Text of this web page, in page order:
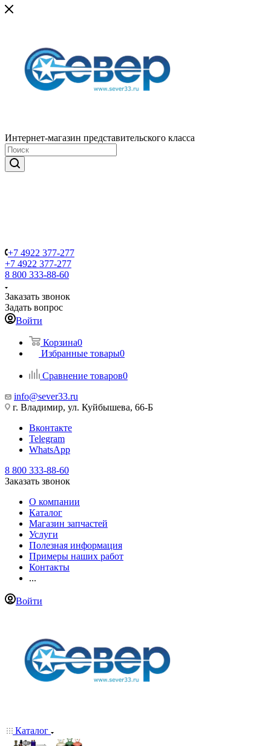
Интернет-магазин представительского класса
+7 4922 377-277
+7 4922 377-277
8 800 333-88-60
Заказать звонок
Задать вопрос
Войти
Корзина0
Избранные товары0
Сравнение товаров0
info@sever33.ru
г. Владимир, ул. Куйбышева, 66-Б
Вконтакте
Telegram
WhatsApp
8 800 333-88-60
Заказать звонок
О компании
Каталог
Магазин запчастей
Услуги
Полезная информация
Примеры наших работ
Контакты
...
Войти
Каталог